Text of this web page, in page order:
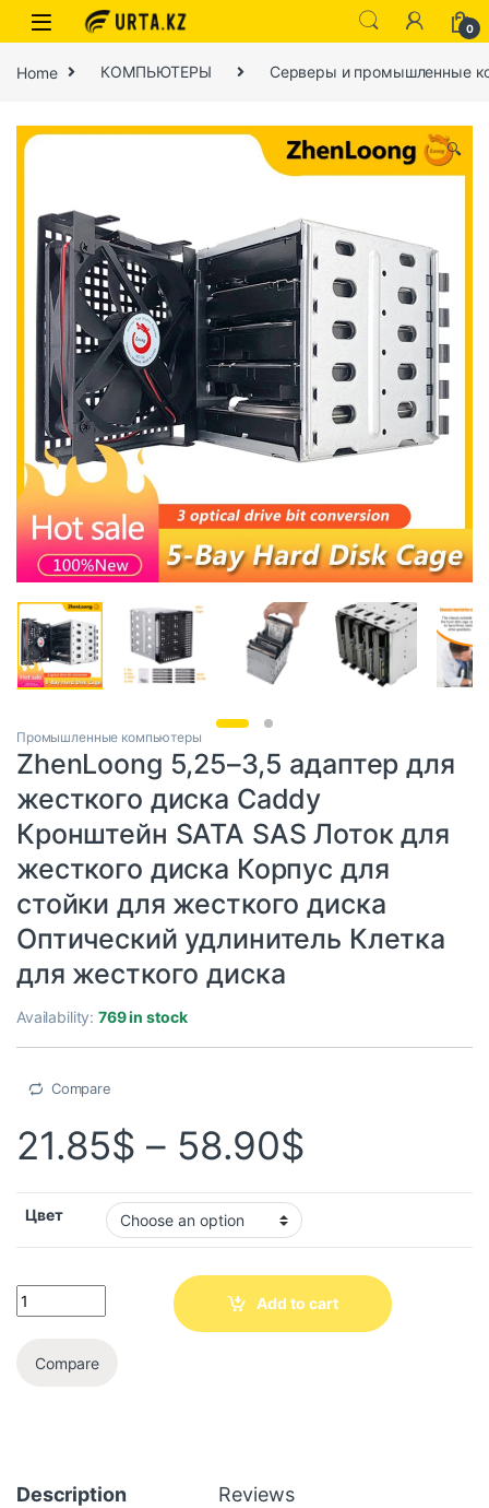
0
Home КОМПЬЮТЕРЫ Серверы и промышленные
🔍
Промышленные компьютеры
ZhenLoong 5,25–3,5 адаптер для
жесткого диска Caddy
Кронштейн SATA SAS Лоток для
жесткого диска Корпус для
стойки для жесткого диска
Оптический удлинитель Клетка
для жесткого диска
Availability:769 in stock
Compare
21.85$ – 58.90$
Цвет
Add to cart
Compare
Description Reviews